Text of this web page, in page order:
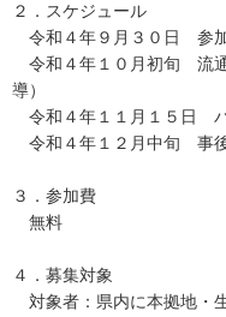
２．スケジュール
令和４年９月３０日 参
令和４年１０月初旬 流
導）
令和４年１１月１５日
令和４年１２月中旬 事
３．参加費
無料
４．募集対象
対象者：県内に本拠地・